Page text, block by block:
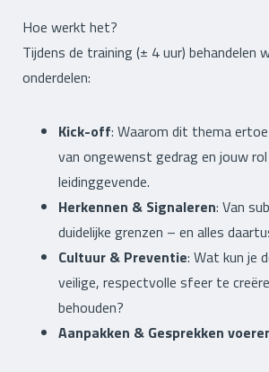
Hoe werkt het?
Tijdens de training (± 4 uur) behandelen
onderdelen:
Kick-off: Waarom dit thema
van ongewenst gedrag en jouw
leidinggevende.
Herkennen & Signaleren: Van
duidelijke grenzen – en alles
Cultuur & Preventie: Wat kun je
veilige, respectvolle sfeer te
behouden?
Aanpakken & Gesprekken